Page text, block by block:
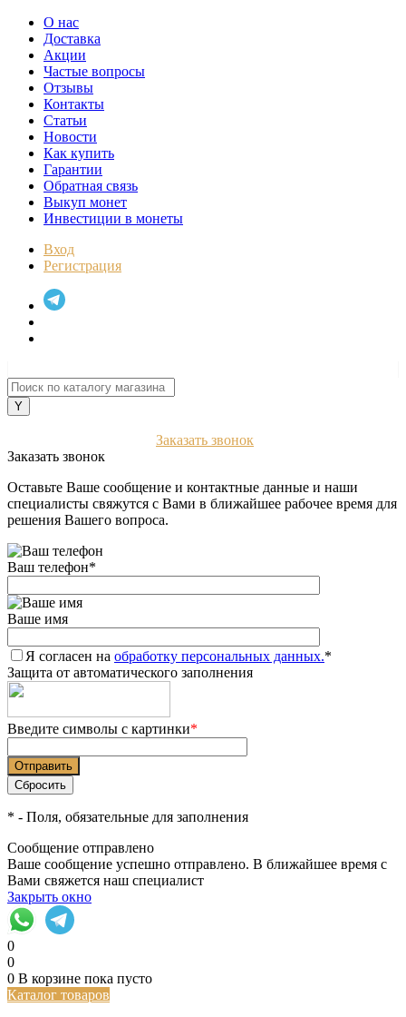
О нас
Доставка
Акции
Частые вопросы
Отзывы
Контакты
Статьи
Новости
Как купить
Гарантии
Обратная связь
Выкуп монет
Инвестиции в монеты
Вход
Регистрация
Заказать звонок
Заказать звонок
Оставьте Ваше сообщение и контактные данные и наши
специалисты свяжутся с Вами в ближайшее рабочее время для
решения Вашего вопроса.
Ваш телефон*
Ваше имя
Я согласен на обработку персональных данных.*
Защита от автоматического заполнения
Введите символы с картинки*
* - Поля, обязательные для заполнения
Сообщение отправлено
Ваше сообщение успешно отправлено. В ближайшее время с
Вами свяжется наш специалист
Закрыть окно
0
0
0 В корзине пока пусто
Каталог товаров